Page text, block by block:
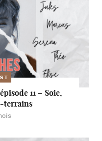
11 – Soie,
terrains